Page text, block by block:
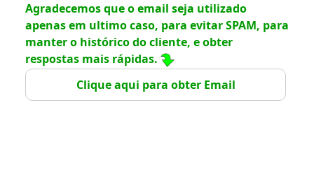
Agradecemos que o email seja utilizado
apenas em ultimo caso, para evitar SPAM, para
manter o histórico do cliente, e obter
respostas mais rápidas.
Clique aqui para obter Email